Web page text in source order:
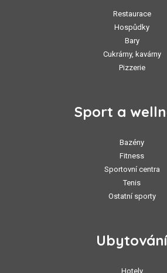
Restaurace
Hospůdky
Bary
Cukrárny, kavárny
Pizzerie
Sport a
Bazény
Fitness
Sportovní centra
Tenis
Ostatní sporty
Ubytování
Hotely